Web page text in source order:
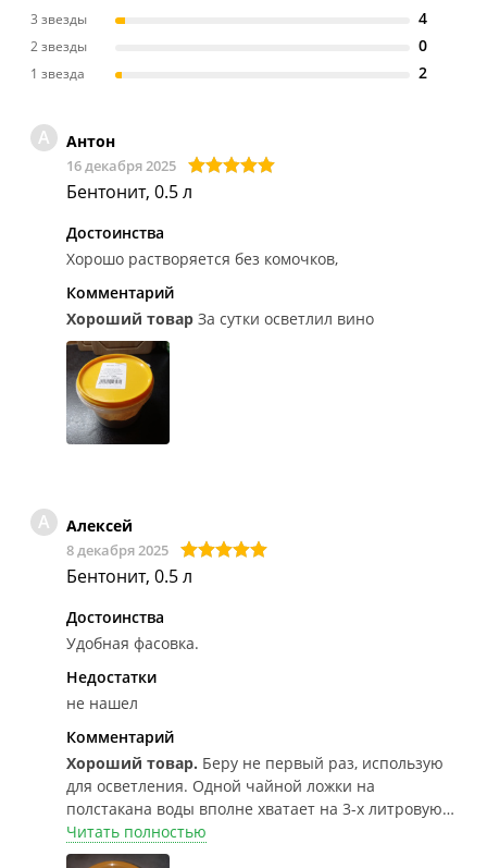
3 звезды 4
2 звезды 0
1 звезда 2
А Антон
16 декабря 2025
Бентонит, 0.5 л
Достоинства
Хорошо растворяется без комочков,
Комментарий
Хороший товар За сутки осветлил вино
А Алексей
8 декабря 2025
Бентонит, 0.5 л
Достоинства
Удобная фасовка.
Недостатки
не нашел
Комментарий
Хороший товар. Беру не первый раз, использую
для осветления. Одной чайной ложки на
полстакана воды вполне хватает на 3-х литровую
банку. Бентонит порошком не гранулированный,
воду впитывает и разбухает хорошо.
Читать полностью